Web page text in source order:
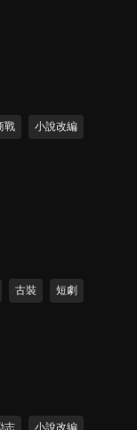
戰 小說改編
古裝 短劇